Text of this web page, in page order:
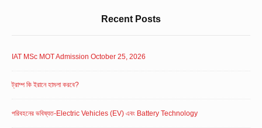
Recent Posts
IAT MSc MOT Admission October 25, 2026
ট্রাম্প কি ইরানে হামলা করবে?
পরিবহনের ভবিষ্যত-Electric Vehicles (EV) এবং Battery Technology